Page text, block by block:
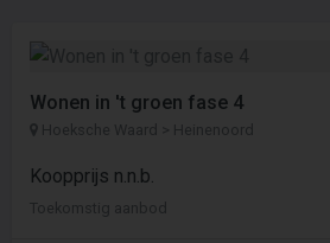
Wonen in 't groen fase 4
Hoeksche Waard > Heinenoord
Koopprijs n.n.b.
Toekomstig aanbod